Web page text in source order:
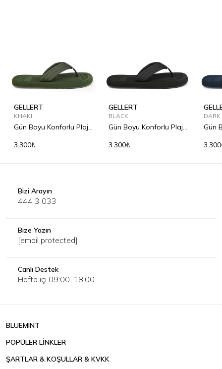
GELLERT
KHAKI
Gün Boyu Konforlu Plaj
3.300₺
GELLERT
BLACK
Gün Boyu Konforlu Plaj
3.300₺
DARK
Gün
Bizi Arayın
444 3 033
Bize Yazın
[email protected]
Canlı Destek
Hafta içi 09:00-18:00
BLUEMINT
POPÜLER LİNKLER
ŞARTLAR & KOŞULLAR & KVKK